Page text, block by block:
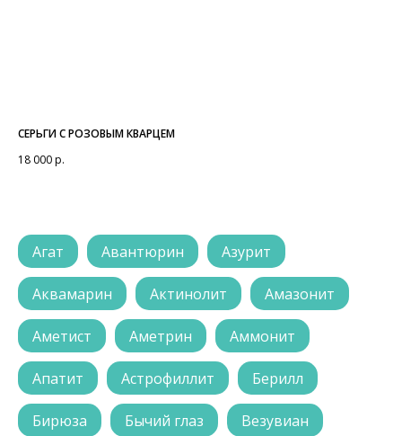
СЕРЬГИ С РОЗОВЫМ КВАРЦЕМ
18 000р.
Агат Авантюрин Азурит
Аквамарин Актинолит Амазонит
Аметист Аметрин Аммонит
Апатит Астрофиллит Берилл
Бирюза Бычий глаз Везувиан